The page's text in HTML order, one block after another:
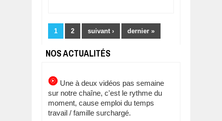
1 2 suivant › dernier »
NOS ACTUALITÉS
Une à deux vidéos pas semaine
sur notre chaîne, c'est le rythme du
moment, cause emploi du temps
travail / famille surchargé.